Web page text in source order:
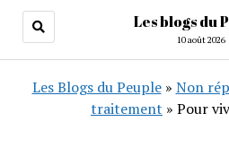
Les blogs du
10 août 2026
Les Blogs du Peuple» Non
traitement » Pour